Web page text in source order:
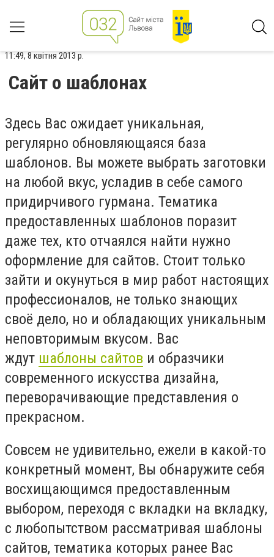
11:49, 8 квітня 2013 р.
Сайт о шаблонах
Здесь Вас ожидает уникальная,
регулярно обновляющаяся база
шаблонов. Вы можете выбрать заготовки
на любой вкус, усладив в себе самого
придирчивого гурмана. Тематика
предоставленных шаблонов поразит
даже тех, кто отчаялся найти нужно
оформление для сайтов. Стоит только
зайти и окунуться в мир работ настоящих
профессионалов, не только знающих
своё дело, но и обладающих уникальным
неповторимым вкусом. Вас
ждут шаблоны сайтов и образчики
современного искусства дизайна,
переворачивающие представления о
прекрасном.
Совсем не удивительно, ежели в какой-то
конкретный момент, Вы обнаружите себя
восхищающимся предоставленным
выбором, переходя с вкладки на вкладку,
с любопытством рассматривая шаблоны
сайтов, тематика которых ранее Вас